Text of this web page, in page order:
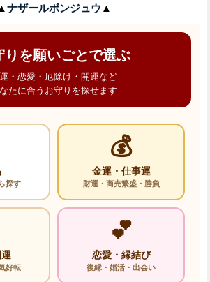
ナザールボンジュウ ▲
りを願いごとで選ぶ
・恋愛・厄除け・開運など
たに合うお守りを探せます
探す
💰
金運・仕事運
財運・商売繁盛・勝負
好転
💕
恋愛・縁結び
復縁・婚活・出会い